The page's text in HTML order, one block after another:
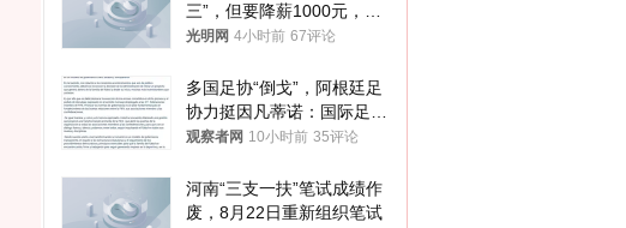
三”，但要降薪1000元，不
接受只能辞职
光明网 4小时前 67评论
多国足协“倒戈”，阿根廷足
协力挺因凡蒂诺：国际足联
今后应继续在其领导下前行
观察者网 10小时前 35评论
河南“三支一扶”笔试成绩作
废，8月22日重新组织笔试